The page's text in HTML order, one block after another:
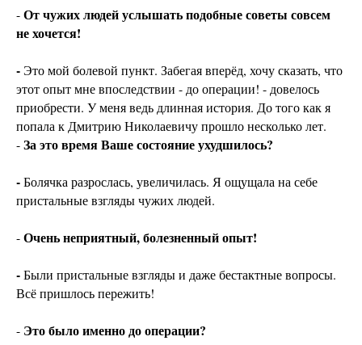
-От чужих людей услышать подобные советы совсем
не хочется!
-Это мой болевой пункт. Забегая вперёд, хочу сказать, что
этот опыт мне впоследствии - до операции! - довелось
приобрести. У меня ведь длинная история. До того как я
попала к Дмитрию Николаевичу прошло несколько лет.
-За это время Ваше состояние ухудшилось?
-Болячка разрослась, увеличилась. Я ощущала на себе
пристальные взгляды чужих людей.
-Очень неприятный, болезненный опыт!
-Были пристальные взгляды и даже бестактные вопросы.
Всё пришлось пережить!
- Это было именно до операции?